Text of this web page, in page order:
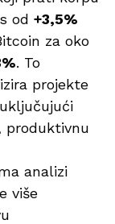
od +3,5%
za oko
. To
projekte
produktivnu
analizi
više